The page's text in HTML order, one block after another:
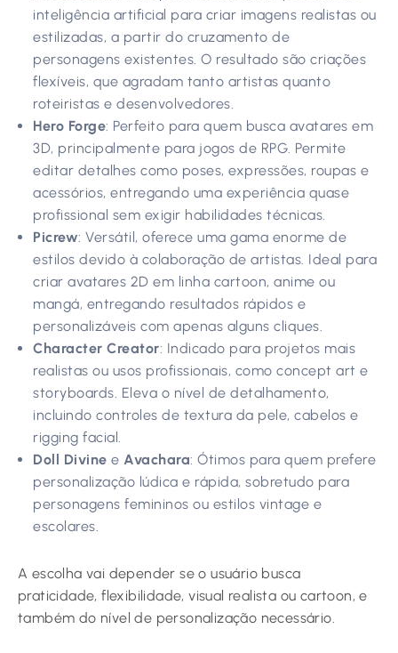
inteligência artificial para criar imagens realistas ou
estilizadas, a partir do cruzamento de
personagens existentes. O resultado são criações
flexíveis, que agradam tanto artistas quanto
roteiristas e desenvolvedores.
Hero Forge: Perfeito para quem busca avatares em
3D, principalmente para jogos de RPG. Permite
editar detalhes como poses, expressões, roupas e
acessórios, entregando uma experiência quase
profissional sem exigir habilidades técnicas.
Picrew: Versátil, oferece uma gama enorme de
estilos devido à colaboração de artistas. Ideal para
criar avatares 2D em linha cartoon, anime ou
mangá, entregando resultados rápidos e
personalizáveis com apenas alguns cliques.
Character Creator: Indicado para projetos mais
realistas ou usos profissionais, como concept art e
storyboards. Eleva o nível de detalhamento,
incluindo controles de textura da pele, cabelos e
rigging facial.
Doll Divine e Avachara: Ótimos para quem prefere
personalização lúdica e rápida, sobretudo para
personagens femininos ou estilos vintage e
escolares.
A escolha vai depender se o usuário busca
praticidade, flexibilidade, visual realista ou cartoon, e
também do nível de personalização necessário.